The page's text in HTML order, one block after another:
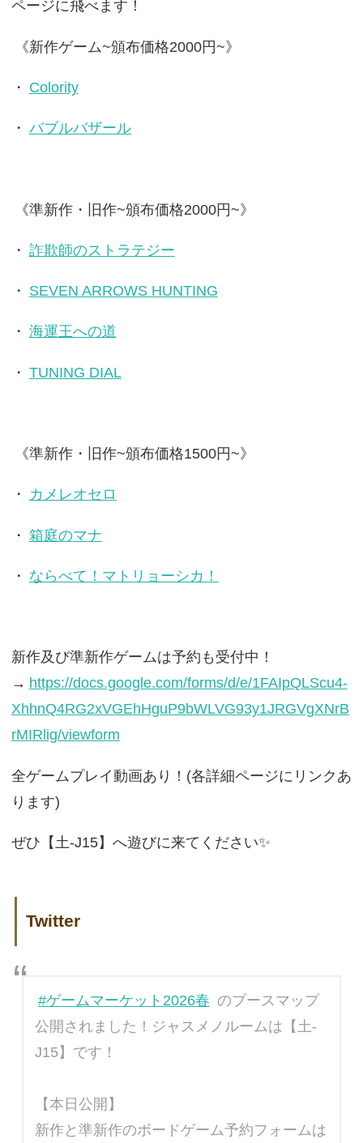
ページに飛べます！
《新作ゲーム~頒布価格2000円~》
・ Colority
・ バブルバザール
《準新作・旧作~頒布価格2000円~》
・ 詐欺師のストラテジー
・ SEVEN ARROWS HUNTING
・ 海運王への道
・ TUNING DIAL
《準新作・旧作~頒布価格1500円~》
・ カメレオセロ
・ 箱庭のマナ
・ ならべて！マトリョーシカ！
新作及び準新作ゲームは予約も受付中！
→ https://docs.google.com/forms/d/e/1FAIpQLScu4-
XhhnQ4RG2xVGEhHguP9bWLVG93y1JRGVgXNrB
rMIRlig/viewform
全ゲームプレイ動画あり！(各詳細ページにリンクあ
ります)
ぜひ【土-J15】へ遊びに来てください✨
Twitter
#ゲームマーケット2026春 のブースマップ
公開されました！ジャスメノルームは【土-
J15】です！
【本日公開】
新作と準新作のボードゲーム予約フォームは